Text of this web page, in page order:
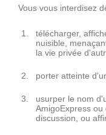
Vous vous interdisez
télécharger,
nuisible,
la vie privée
porter atteinte
usurper le nom
AmigoExpress
discussion, ou